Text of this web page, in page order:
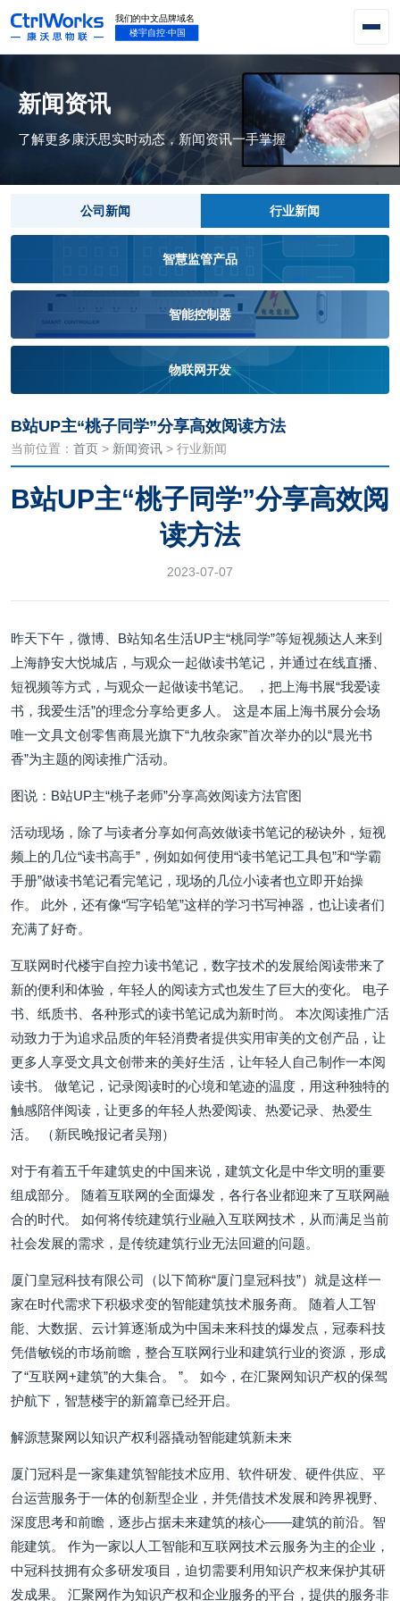
新闻资讯
了解更多康沃思实时动态，新闻资讯一手掌握
公司新闻 行业新闻
智慧监管产品
智能控制器
物联网开发
B站UP主“桃子同学”分享高效阅读方法
当前位置： 首页 > 新闻资讯 > 行业新闻
B站UP主“桃子同学”分享高效阅
读方法
2023-07-07
昨天下午，微博、B站知名生活UP主“桃同学”等短视频达人来到
上海静安大悦城店，与观众一起做读书笔记，并通过在线直播、
短视频等方式，与观众一起做读书笔记。 ，把上海书展“我爱读
书，我爱生活”的理念分享给更多人。 这是本届上海书展分会场
唯一文具文创零售商晨光旗下“九牧杂家”首次举办的以“晨光书
香”为主题的阅读推广活动。
图说：B站UP主“桃子老师”分享高效阅读方法官图
活动现场，除了与读者分享如何高效做读书笔记的秘诀外，短视
频上的几位“读书高手”，例如如何使用“读书笔记工具包”和“学霸
手册”做读书笔记看完笔记，现场的几位小读者也立即开始操
作。 此外，还有像“写字铅笔”这样的学习书写神器，也让读者们
充满了好奇。
互联网时代楼宇自控力读书笔记，数字技术的发展给阅读带来了
新的便利和体验，年轻人的阅读方式也发生了巨大的变化。 电子
书、纸质书、各种形式的读书笔记成为新时尚。 本次阅读推广活
动致力于为追求品质的年轻消费者提供实用审美的文创产品，让
更多人享受文具文创带来的美好生活，让年轻人自己制作一本阅
读书。 做笔记，记录阅读时的心境和笔迹的温度，用这种独特的
触感陪伴阅读，让更多的年轻人热爱阅读、热爱记录、热爱生
活。 （新民晚报记者吴翔）
对于有着五千年建筑史的中国来说，建筑文化是中华文明的重要
组成部分。 随着互联网的全面爆发，各行各业都迎来了互联网融
合的时代。 如何将传统建筑行业融入互联网技术，从而满足当前
社会发展的需求，是传统建筑行业无法回避的问题。
厦门皇冠科技有限公司（以下简称“厦门皇冠科技”）就是这样一
家在时代需求下积极求变的智能建筑技术服务商。 随着人工智
能、大数据、云计算逐渐成为中国未来科技的爆发点，冠泰科技
凭借敏锐的市场前瞻，整合互联网行业和建筑行业的资源，形成
了“互联网+建筑”的大集合。 ”。 如今，在汇聚网知识产权的保驾
护航下，智慧楼宇的新篇章已经开启。
解源慧聚网以知识产权利器撬动智能建筑新未来
厦门冠科是一家集建筑智能技术应用、软件研发、硬件供应、平
台运营服务于一体的创新型企业，并凭借技术发展和跨界视野、
深度思考和前瞻，逐步占据未来建筑的核心——建筑的前沿。智
能建筑。 作为一家以人工智能和互联网技术云服务为主的企业，
中冠科技拥有众多研发项目，迫切需要利用知识产权来保护其研
发成果。 汇聚网作为知识产权和企业服务的平台，提供的服务非